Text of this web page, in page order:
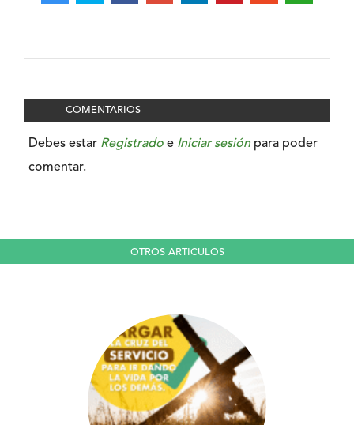
COMENTARIOS
Debes estar Registrado e Iniciar sesión para poder
comentar.
OTROS ARTICULOS